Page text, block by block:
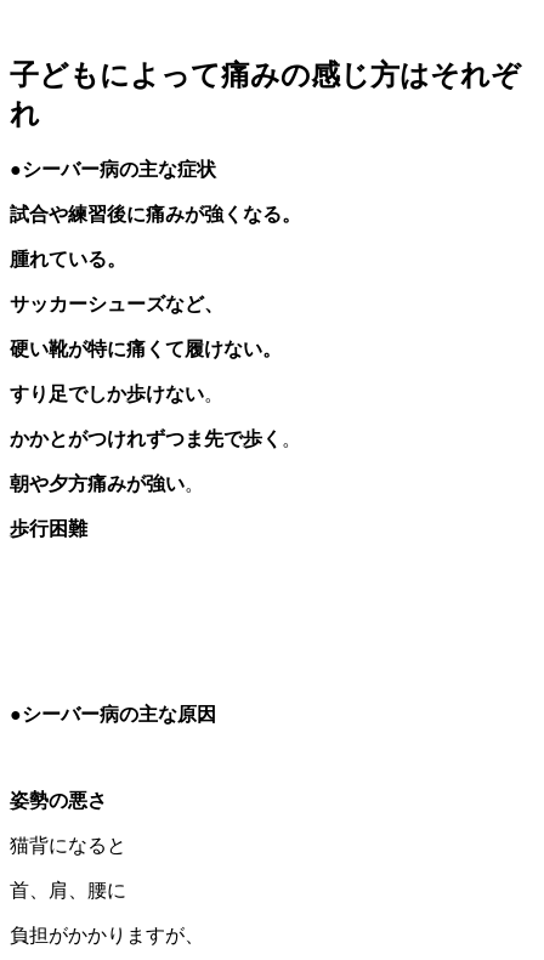
子どもによって痛みの感じ方はそれぞ
れ
●シーバー病の主な症状
試合や練習後に痛みが強くなる。
腫れている。
サッカーシューズなど、
硬い靴が特に痛くて履けない。
すり足でしか歩けない。
かかとがつけれずつま先で歩く 。
朝や夕方痛みが強い。
歩行困難
●シーバー病の主な原因
姿勢の悪さ
猫背になると
首、肩、腰に
負担がかかりますが、